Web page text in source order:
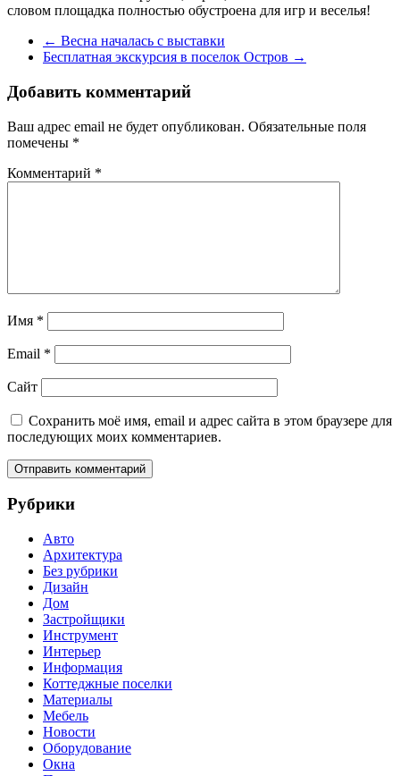
словом площадка полностью обустроена для игр и веселья!
← Весна началась с выставки
Бесплатная экскурсия в поселок Остров →
Добавить комментарий
Ваш адрес email не будет опубликован. Обязательные поля
помечены *
Комментарий *
Имя *
Email *
Сайт
Сохранить моё имя, email и адрес сайта в этом браузере для
последующих моих комментариев.
Рубрики
Авто
Архитектура
Без рубрики
Дизайн
Дом
Застройщики
Инструмент
Интерьер
Информация
Коттеджные поселки
Материалы
Мебель
Новости
Оборудование
Окна